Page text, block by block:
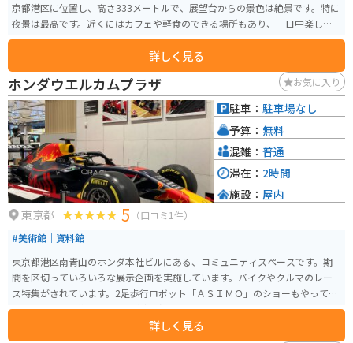
京都港区に位置し、高さ333メートルで、展望台からの景色は絶景です。特に
夜景は最高です。近くにはカフェや軽食のできる場所もあり、一日中楽しめ
ます。
詳しく見る
ホンダウエルカムプラザ お気に入り
東京都 5 （口コミ1件）
#美術館｜資料館
東京都港区南青山のホンダ本社ビルにある、コミュニティスペースです。期
間を区切っていろいろな展示企画を実施しています。バイクやクルマのレー
ス特集がされています。2足歩行ロボット「ＡＳＩＭＯ」のショーもやってい
ます。ショーの終わりには記念撮影もできます。
詳しく見る
駐車： 駐車場なし
予算： 無料
混雑： 普通
滞在： 2時間
施設： 屋内